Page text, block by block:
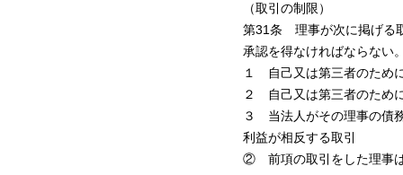
（取引の制限）
第31条 理事が次に掲げる
承認を得なければならない
１ 自己又は第三者のため
２ 自己又は第三者のため
３ 当法人がその理事の債
利益が相反する取引
② 前項の取引をした理事は